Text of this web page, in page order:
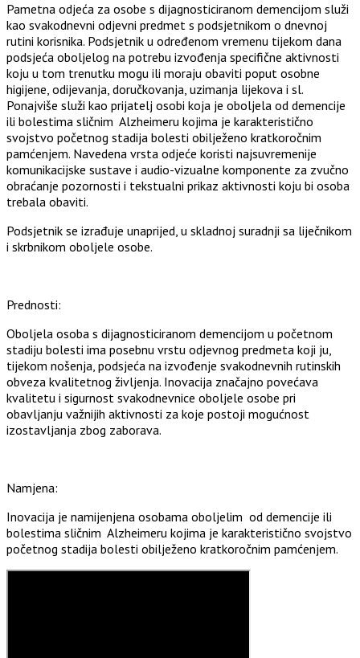
Pametna odjeća za osobe s dijagnosticiranom demencijom služi
kao svakodnevni odjevni predmet s podsjetnikom o dnevnoj
rutini korisnika. Podsjetnik u određenom vremenu tijekom dana
podsjeća oboljelog na potrebu izvođenja specifične aktivnosti
koju u tom trenutku mogu ili moraju obaviti poput osobne
higijene, odijevanja, doručkovanja, uzimanja lijekova i sl.
Ponajviše služi kao prijatelj osobi koja je oboljela od demencije
ili bolestima sličnim Alzheimeru kojima je karakteristično
svojstvo početnog stadija bolesti obilježeno kratkoročnim
pamćenjem. Navedena vrsta odjeće koristi najsuvremenije
komunikacijske sustave i audio-vizualne komponente za zvučno
obraćanje pozornosti i tekstualni prikaz aktivnosti koju bi osoba
trebala obaviti.
Podsjetnik se izrađuje unaprijed, u skladnoj suradnji sa liječnikom
i skrbnikom oboljele osobe.
Prednosti:
Oboljela osoba s dijagnosticiranom demencijom u početnom
stadiju bolesti ima posebnu vrstu odjevnog predmeta koji ju,
tijekom nošenja, podsjeća na izvođenje svakodnevnih rutinskih
obveza kvalitetnog življenja. Inovacija značajno povećava
kvalitetu i sigurnost svakodnevnice oboljele osobe pri
obavljanju važnijih aktivnosti za koje postoji mogućnost
izostavljanja zbog zaborava.
Namjena:
Inovacija je namijenjena osobama oboljelim od demencije ili
bolestima sličnim Alzheimeru kojima je karakteristično svojstvo
početnog stadija bolesti obilježeno kratkoročnim pamćenjem.